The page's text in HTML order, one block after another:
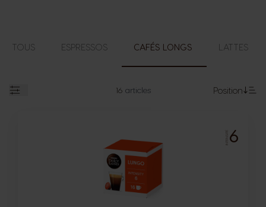
TOUS ESPRESSOS CAFÉS LONGS LATTES
16 articles
Position
INTENSITÉ6